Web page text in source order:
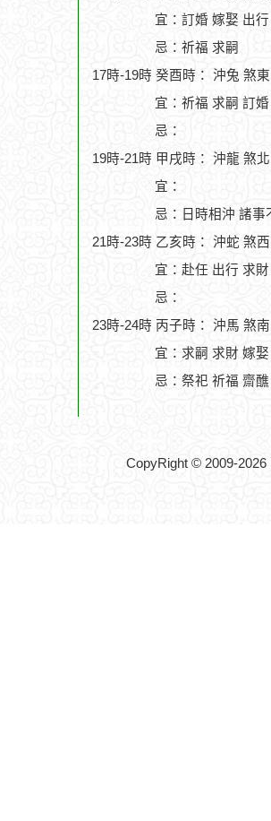
宜：訂婚 嫁娶 出
忌：祈福 求嗣
17時-19時 癸酉時： 沖兔 煞
宜：祈福 求嗣 訂
忌：
19時-21時 甲戌時： 沖龍 煞
宜：
忌：日時相沖 諸事
21時-23時 乙亥時： 沖蛇 煞
宜：赴任 出行 求
忌：
23時-24時 丙子時： 沖馬 煞
宜：求嗣 求財 嫁
忌：祭祀 祈福 齋
CopyRight © 2009-2026